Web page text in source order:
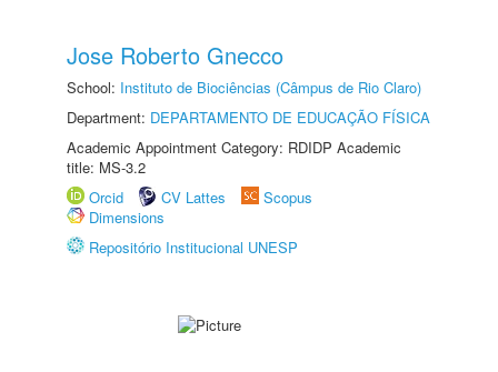
Jose Roberto Gnecco
School: Instituto de Biociências (Câmpus de Rio Claro)
Department: DEPARTAMENTO DE EDUCAÇÃO FÍSICA
Academic Appointment Category: RDIDP Academic
title: MS-3.2
Orcid
CV Lattes
Scopus
Dimensions
Repositório Institucional UNESP